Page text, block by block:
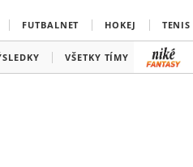
FUTBALNET HOKEJ TENIS
VŠETKY TÍMY